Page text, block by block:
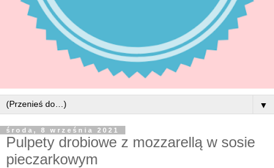
▼
środa, 8 września 2021
Pulpety drobiowe z mozzarellą w sosie
pieczarkowym